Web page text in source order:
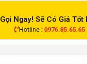
Gọi Ngay! Sẽ Có Giá Tốt
Hotline : 0976.85.65.65